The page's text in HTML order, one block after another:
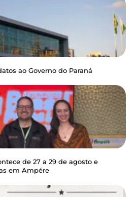
ao Governo do Paraná
de 27 a 29 de agosto e
em Ampére